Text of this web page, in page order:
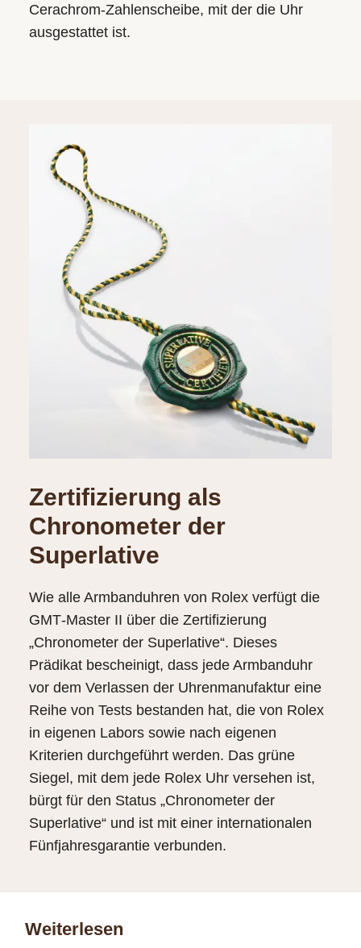
Cerachrom-Zahlenscheibe, mit der die Uhr
ausgestattet ist.
Zertifizierung als
Chronometer der
Superlative
Wie alle Armbanduhren von Rolex verfügt die
GMT‑Master II über die Zertifizierung
„Chronometer der Superlative“. Dieses
Prädikat bescheinigt, dass jede Armbanduhr
vor dem Verlassen der Uhren­manufaktur eine
Reihe von Tests bestanden hat, die von Rolex
in eigenen Labors sowie nach eigenen
Kriterien durchgeführt werden. Das grüne
Siegel, mit dem jede Rolex Uhr versehen ist,
bürgt für den Status „Chronometer der
Superlative“ und ist mit einer internationalen
Fünfjahresgarantie verbunden.
Weiterlesen